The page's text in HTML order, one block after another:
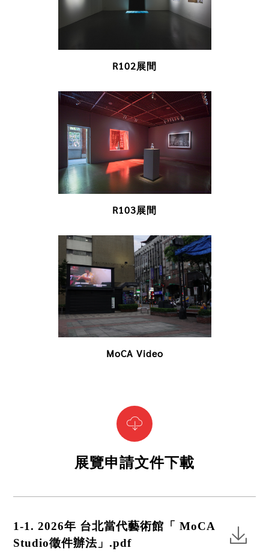
R102展間
R103展間
MoCA Video
展覽申請文件下載
1-1. 2026年 台北當代藝術館「 MoCA
Studio徵件辦法」.pdf
previous next